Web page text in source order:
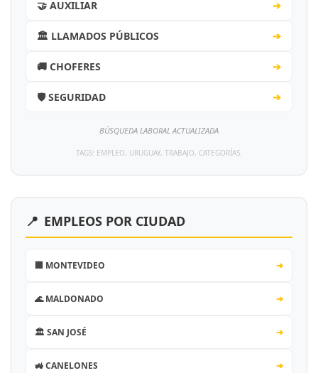
🤝 AUXILIAR ➔
🏛️ LLAMADOS PÚBLICOS ➔
🚚 CHOFERES ➔
🛡️ SEGURIDAD ➔
BÚSQUEDA LABORAL ACTUALIZADA
TAGS: EMPLEO, URUGUAY, TRABAJO, CATEGORÍAS.
📍 EMPLEOS POR CIUDAD
🏢 MONTEVIDEO ➔
🌊 MALDONADO ➔
🏛️ SAN JOSÉ ➔
🚜 CANELONES ➔